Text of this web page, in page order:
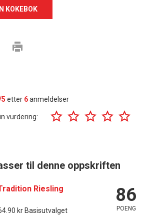
KOKEBOK
etter 6anmeldelser
vurdering:
til denne oppskriften
Riesling
kr Basisutvalget
86
POENG